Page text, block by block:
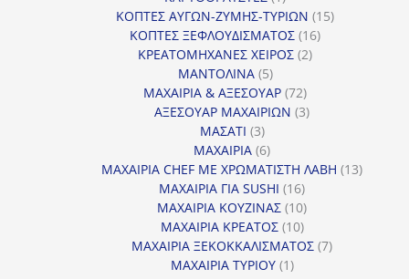
προϊόν
ΚΟΠΤΕΣ ΑΥΓΩΝ-ΖΥΜΗΣ-ΤΥΡΙΩΝ 1515
ΚΟΠΤΕΣ ΞΕΦΛΟΥΔΙΣΜΑΤΟΣ 1616
ΚΡΕΑΤΟΜΗΧΑΝΕΣ ΧΕΙΡΟΣ 22
ΜΑΝΤΟΛΙΝΑ 55
προϊόντα
ΜΑΧΑΙΡΙΑ & ΑΞΕΣΟΥΑΡ 7272
προϊόντα
ΑΞΕΣΟΥΑΡ ΜΑΧΑΙΡΙΩΝ 33
ΜΑΣΑΤΙ 33
προϊόντα
ΜΑΧΑΙΡΙΑ 66
προϊόντα
ΜΑΧΑΙΡΙΑ CHEF ΜΕ ΧΡΩΜΑΤΙΣΤΗ ΛΑΒΗ 1313
ΜΑΧΑΙΡΙΑ ΓΙΑ SUSHI 1616
προϊόντα
ΜΑΧΑΙΡΙΑ ΚΟΥΖΙΝΑΣ 1010
προϊόντα
ΜΑΧΑΙΡΙΑ ΚΡΕΑΤΟΣ 1010
προϊόντα
ΜΑΧΑΙΡΙΑ ΞΕΚΟΚΚΑΛΙΣΜΑΤΟΣ 77
ΜΑΧΑΙΡΙΑ ΤΥΡΙΟΥ 11